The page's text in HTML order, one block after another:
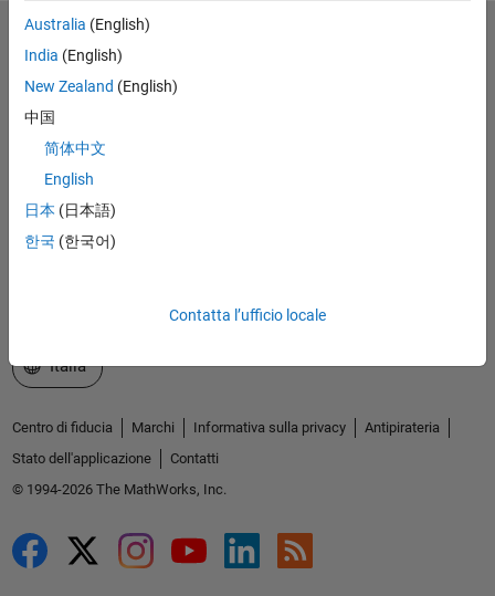
Australia (English)
India (English)
New Zealand (English)
中国
简体中文
English
日本 (日本語)
한국 (한국어)
Contatta l’ufficio locale
Accelerating the pace of engineering and science
Scopri i nostri prodotti
Prova o Acquista
Scopri i nostri prodotti
Ricevi supporto tecnico
Seleziona un sito web
Italia
Centro di fiducia Marchi Informativa sulla privacy
Antipirateria
Stato dell'applicazione
Contatti
© 1994-2026 The MathWorks, Inc.